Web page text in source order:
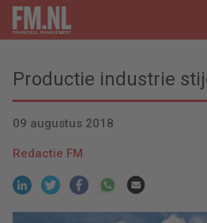
Productie industrie
09 augustus 2018
Redactie FM